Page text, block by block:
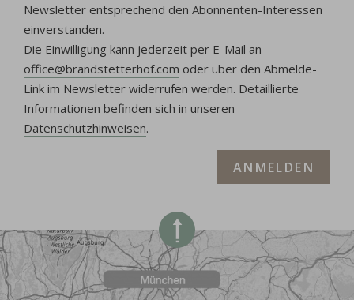
Newsletter entsprechend den Abonnenten-Interessen
einverstanden.
Die Einwilligung kann jederzeit per E-Mail an
office@brandstetterhof.com oder über den Abmelde-
Link im Newsletter widerrufen werden. Detaillierte
Informationen befinden sich in unseren
Datenschutzhinweisen.
ANMELDEN